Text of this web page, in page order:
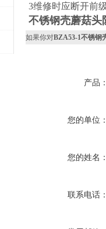
3维修时应断开前
不锈钢壳蘑菇头
如果你对BZA53-1不锈钢
产品
您的单位
您的姓名
联系电话